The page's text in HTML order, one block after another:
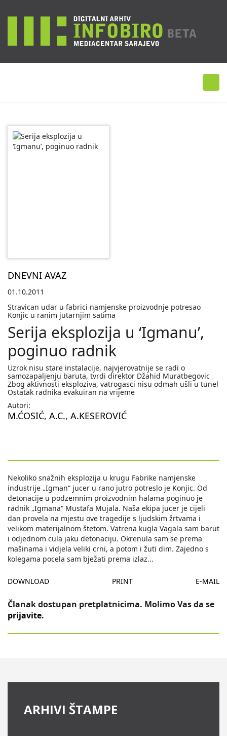
DNEVNI AVAZ
01.10.2011
Stravican udar u fabrici namjenske proizvodnje potresao
Konjic u ranim jutarnjim satima
Serija eksplozija u ‘Igmanu’,
poginuo radnik
Uzrok nisu stare instalacije, najvjerovatnije se radi o
samozapaljenju baruta, tvrdi direktor Džahid Muratbegovic
Zbog aktivnosti eksploziva, vatrogasci nisu odmah ušli u tunel
Ostatak radnika evakuiran na vrijeme
Autori:
M.ĆOSIĆ, A.C., A.KESEROVIĆ
Nekoliko snažnih eksplozija u krugu Fabrike namjenske
industrije „Igman“ jucer u rano jutro potreslo je Konjic. Od
detonacije u podzemnim proizvodnim halama poginuo je
radnik „Igmana“ Mustafa Mujala. Naša ekipa jucer je cijeli
dan provela na mjestu ove tragedije s ljudskim žrtvama i
velikom materijalnom štetom. Vatrena kugla Vagala sam barut
i odjednom cula jaku detonaciju. Okrenula sam se prema
mašinama i vidjela veliki crni, a potom i žuti dim. Zajedno s
kolegama pocela sam bježati prema izlaz...
DOWNLOAD PRINT E-MAIL
Članak dostupan pretplatnicima. Molimo Vas da se
prijavite.
ARHIVI ŠTAMPE